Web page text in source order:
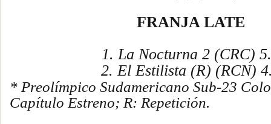
FRANJA LATE
1. La Nocturna 2 (CRC)
2. El Estilista (R) (RCN)
* Preolímpico Sudamericano Sub-23
Capítulo Estreno; R: Repetición.